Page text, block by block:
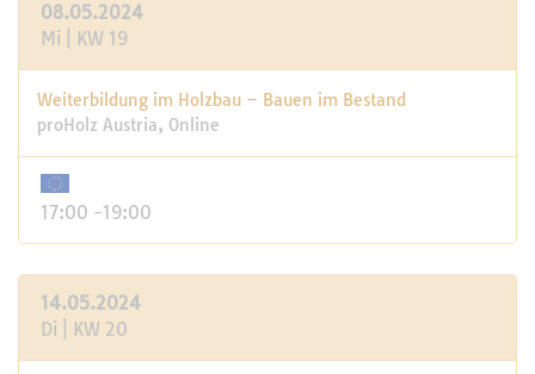
08.05.2024
Mi | KW 19
Weiterbildung im Holzbau – Bauen im Bestand
proHolz Austria, Online
17:00 -19:00
14.05.2024
Di | KW 20